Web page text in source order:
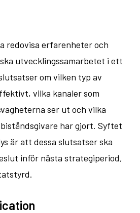
redovisa erfarenheter och
utvecklingssamarbetet i ett
om vilken typ av
vilka kanaler som
ser ut och vilka
har gjort. Syftet
är att dessa slutsatser ska
inför nästa strategiperiod,